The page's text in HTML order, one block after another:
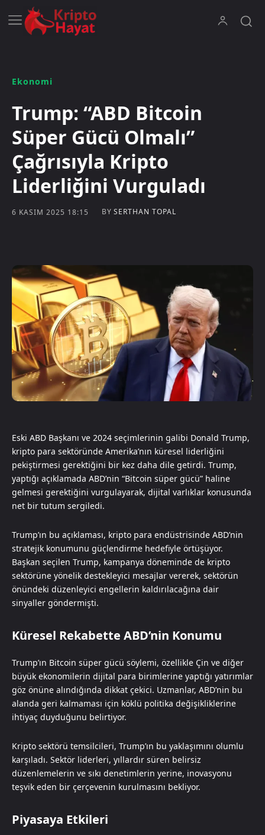
Ekonomi
Trump: “ABD Bitcoin
Süper Gücü Olmalı”
Çağrısıyla Kripto
Liderliğini Vurguladı
6 KASIM 2025 18:15 BY SERTHAN TOPAL
Eski ABD Başkanı ve 2024 seçimlerinin galibi Donald Trump,
kripto para sektöründe Amerika’nın küresel liderliğini
pekiştirmesi gerektiğini bir kez daha dile getirdi. Trump,
yaptığı açıklamada ABD’nin “Bitcoin süper gücü” haline
gelmesi gerektiğini vurgulayarak, dijital varlıklar konusunda
net bir tutum sergiledi.
Trump’ın bu açıklaması, kripto para endüstrisinde ABD’nin
stratejik konumunu güçlendirme hedefiyle örtüşüyor.
Başkan seçilen Trump, kampanya döneminde de kripto
sektörüne yönelik destekleyici mesajlar vererek, sektörün
önündeki düzenleyici engellerin kaldırılacağına dair
sinyaller göndermişti.
Küresel Rekabette ABD’nin Konumu
Trump’ın Bitcoin süper gücü söylemi, özellikle Çin ve diğer
büyük ekonomilerin dijital para birimlerine yaptığı yatırımlar
göz önüne alındığında dikkat çekici. Uzmanlar, ABD’nin bu
alanda geri kalmaması için köklü politika değişikliklerine
ihtiyaç duyduğunu belirtiyor.
Kripto sektörü temsilcileri, Trump’ın bu yaklaşımını olumlu
karşıladı. Sektör liderleri, yıllardır süren belirsiz
düzenlemelerin ve sıkı denetimlerin yerine, inovasyonu
teşvik eden bir çerçevenin kurulmasını bekliyor.
Piyasaya Etkileri